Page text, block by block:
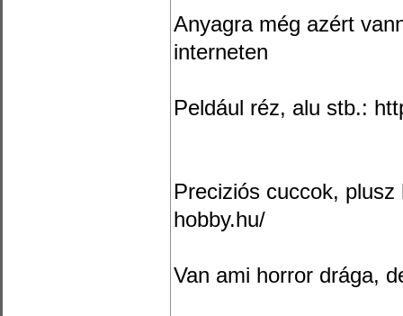
Anyagra még azért
interneten
Peldául réz, alu stb.:
Preciziós cuccok,
hobby.hu/
Van ami horror drága,